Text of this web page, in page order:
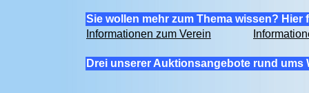
Sie wollen mehr zum Thema wissen? Hier
Informationen zum Verein
Drei unserer Auktionsangebote rund ums